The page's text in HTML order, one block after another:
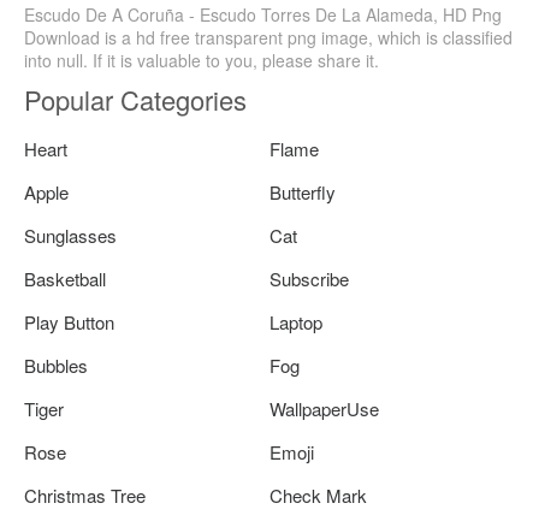
Escudo De A Coruña - Escudo Torres De La Alameda, HD Png
Download is a hd free transparent png image, which is classified
into null. If it is valuable to you, please share it.
Popular Categories
Heart
Flame
Apple
Butterfly
Sunglasses
Cat
Basketball
Subscribe
Play Button
Laptop
Bubbles
Fog
Tiger
WallpaperUse
Rose
Emoji
Christmas Tree
Check Mark